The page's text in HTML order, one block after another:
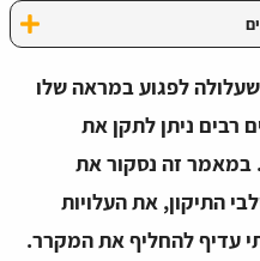
לפגוע במראה שלו
רבים ניתן לתקן את
במאמר זה נסקור את
התיקון, את העלויות
עדיף להחליף את המקרר.